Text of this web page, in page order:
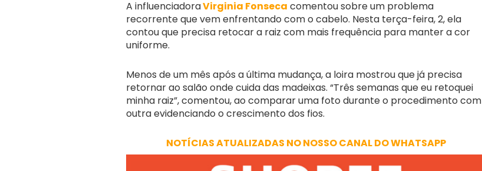
A influenciadoraVirginia Fonseca comentou sobre um problema
recorrente que vem enfrentando com o cabelo. Nesta terça-feira, 2, ela
contou que precisa retocar a raiz com mais frequência para manter a cor
uniforme.
Menos de um mês após a última mudança, a loira mostrou que já precisa
retornar ao salão onde cuida das madeixas. “Três semanas que eu retoquei
minha raiz”, comentou, ao comparar uma foto durante o procedimento com
outra evidenciando o crescimento dos fios.
NOTÍCIAS ATUALIZADAS NO NOSSO CANAL DO WHATSAPP